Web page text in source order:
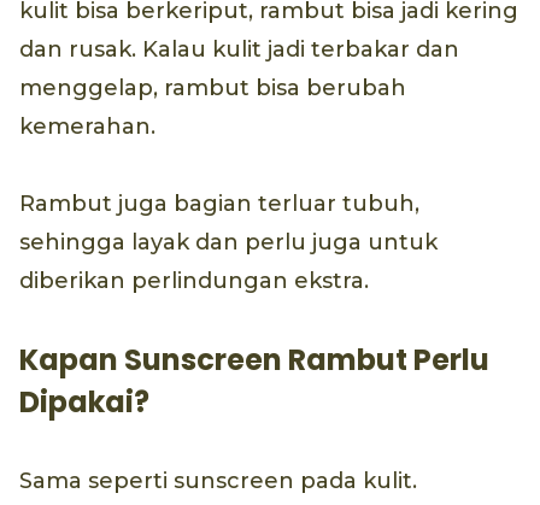
kulit bisa berkeriput, rambut bisa jadi kering
dan rusak. Kalau kulit jadi terbakar dan
menggelap, rambut bisa berubah
kemerahan.
Rambut juga bagian terluar tubuh,
sehingga layak dan perlu juga untuk
diberikan perlindungan ekstra.
Kapan Sunscreen Rambut Perlu
Dipakai?
Sama seperti sunscreen pada kulit.